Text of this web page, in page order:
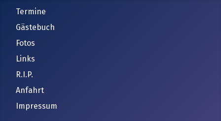
Termine
Gästebuch
Fotos
Links
R.I.P.
Anfahrt
Impressum